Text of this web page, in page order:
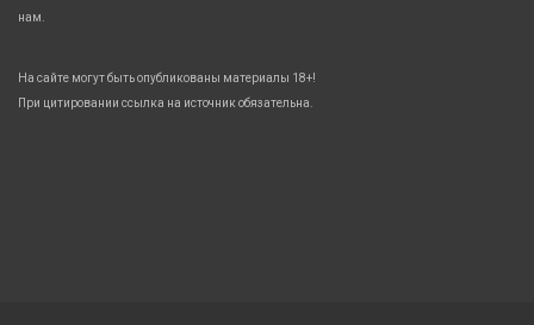
нам.
На сайте могут быть опубликованы материалы 18+!
При цитировании ссылка на источник обязательна.